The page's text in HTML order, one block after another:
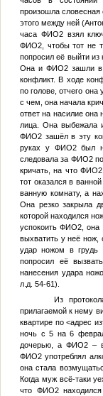
произошла
этого между ней
часа ФИО2взял
ФИО2, чтобы тот не
попросил её выйти из
Она и ФИО2зашли в
конфликт. В ходе
по голове, отчего она
с чем, она начала
ответ на насилие она
лица. Она выбежала
ФИО2зашёл в эту
руках у ФИО2был
следовала за ФИО2по
кричать, на чтоФИО2
тот оказался в
ванную комнату, а
Она резко закрыла
которой находился
успокоитьФИО2 ,
выхватить у неё нож,
удар ножом в грудь
попросил её
нанесения удара
л.д. 54-61).
Из
прилагаемой к нему
квартире по<адрес
ночь с 5 на 6
дочерью, аФИО2 –
ФИО2употреблял
она стала
Когда муж всё-таки
что ФИО2